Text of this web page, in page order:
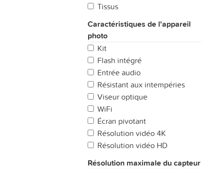
Tissus
Caractéristiques de l'appareil
photo
Kit
Flash intégré
Entrée audio
Résistant aux intempéries
Viseur optique
WiFi
Écran pivotant
Résolution vidéo 4K
Résolution vidéo HD
Résolution maximale du capteur